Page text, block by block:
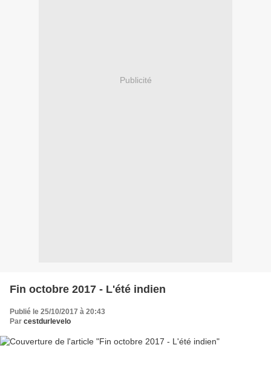
Publicité
Fin octobre 2017 - L'été indien
Publié le 25/10/2017 à 20:43
Par cestdurlevelo